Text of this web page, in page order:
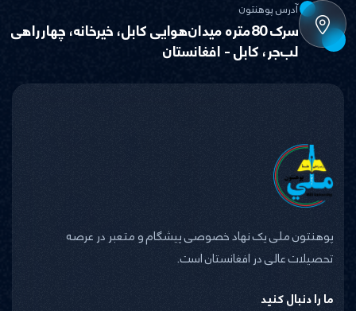
آدرس پوهنتون
سرک 80متره میدان‌هوایی کابل، خیرخانه، چهارراهی
لب‌جر، کابل - افغانستان
پوهنتون ملی یک نهاد خصوصی پیشگام و متعبر در عرصه
تحصیلات عالی در افغانستان است.
ما را دنبال کنید